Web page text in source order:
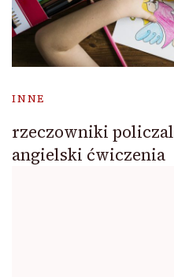
INNE
rzeczowniki
angielski ćwiczenia